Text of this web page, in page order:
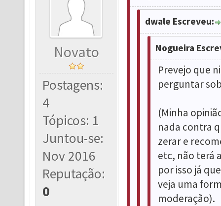
Novato
Postagens:
4
Tópicos: 1
Juntou-se:
Nov 2016
Reputação:
0
dwale Escreveu:
Nogueira
Prevejo que
perguntar
(Minha
nada contra
zerar e
etc, não terá
por isso já
veja uma
moderação).